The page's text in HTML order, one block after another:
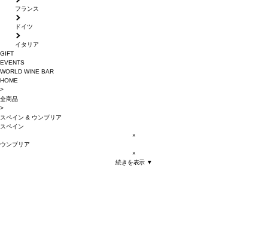
フランス
ドイツ
イタリア
GIFT
EVENTS
WORLD WINE BAR
HOME
>
全商品
>
スペイン & ウンブリア
スペイン
×
ウンブリア
×
続きを表示 ▼